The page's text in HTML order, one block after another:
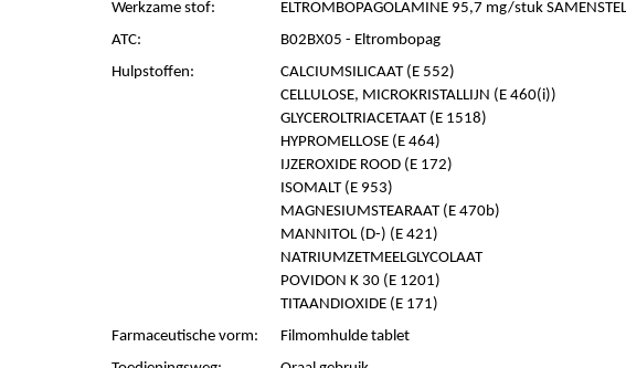
Werkzame stof:
ELTROMBOPAGOLAMINE 95,7 mg/stuk
ATC:
B02BX05 - Eltrombopag
Hulpstoffen:
CALCIUMSILICAAT (E 552)
CELLULOSE, MICROKRISTALLIJN (E 460(i))
GLYCEROLTRIACETAAT (E 1518)
HYPROMELLOSE (E 464)
IJZEROXIDE ROOD (E 172)
ISOMALT (E 953)
MAGNESIUMSTEARAAT (E 470b)
MANNITOL (D-) (E 421)
NATRIUMZETMEELGLYCOLAAT
POVIDON K 30 (E 1201)
TITAANDIOXIDE (E 171)
Farmaceutische vorm:
Filmomhulde tablet